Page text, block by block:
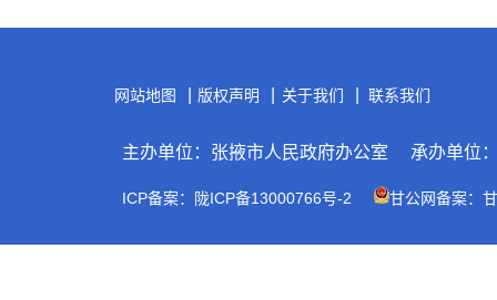
网站地图 版权声明 关于我们 联系我们
主办单位：张掖市人民政府办公室 承办单位
ICP备案：陇ICP备13000766号-2 甘公网备案：